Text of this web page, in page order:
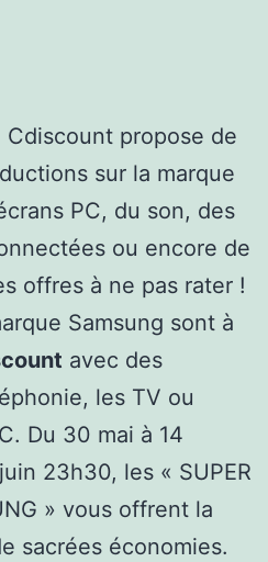
propose de
sur la marque
PC, du son, des
ou encore de
offres à ne pas rater !
Samsung sont à
avec des
les TV ou
Du 30 mai à 14
23h30, les « SUPER
» vous offrent la
sacrées économies.